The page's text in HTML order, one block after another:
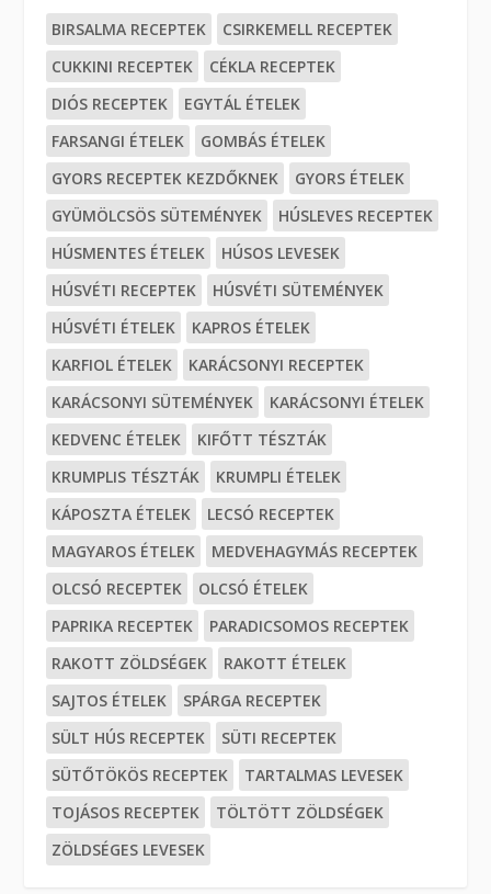
BIRSALMA RECEPTEK
CSIRKEMELL RECEPTEK
CUKKINI RECEPTEK
CÉKLA RECEPTEK
DIÓS RECEPTEK
EGYTÁL ÉTELEK
FARSANGI ÉTELEK
GOMBÁS ÉTELEK
GYORS RECEPTEK KEZDŐKNEK
GYORS ÉTELEK
GYÜMÖLCSÖS SÜTEMÉNYEK
HÚSLEVES RECEPTEK
HÚSMENTES ÉTELEK
HÚSOS LEVESEK
HÚSVÉTI RECEPTEK
HÚSVÉTI SÜTEMÉNYEK
HÚSVÉTI ÉTELEK
KAPROS ÉTELEK
KARFIOL ÉTELEK
KARÁCSONYI RECEPTEK
KARÁCSONYI SÜTEMÉNYEK
KARÁCSONYI ÉTELEK
KEDVENC ÉTELEK
KIFŐTT TÉSZTÁK
KRUMPLIS TÉSZTÁK
KRUMPLI ÉTELEK
KÁPOSZTA ÉTELEK
LECSÓ RECEPTEK
MAGYAROS ÉTELEK
MEDVEHAGYMÁS RECEPTEK
OLCSÓ RECEPTEK
OLCSÓ ÉTELEK
PAPRIKA RECEPTEK
PARADICSOMOS RECEPTEK
RAKOTT ZÖLDSÉGEK
RAKOTT ÉTELEK
SAJTOS ÉTELEK
SPÁRGA RECEPTEK
SÜLT HÚS RECEPTEK
SÜTI RECEPTEK
SÜTŐTÖKÖS RECEPTEK
TARTALMAS LEVESEK
TOJÁSOS RECEPTEK
TÖLTÖTT ZÖLDSÉGEK
ZÖLDSÉGES LEVESEK